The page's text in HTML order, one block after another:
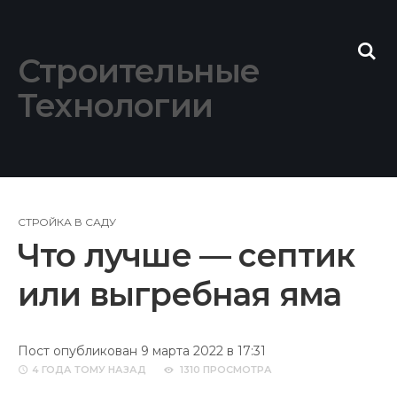
Строительные
Технологии
СТРОЙКА В САДУ
Что лучше — септик
или выгребная яма
Пост опубликован 9 марта 2022 в 17:31
4 ГОДА ТОМУ НАЗАД 1310 ПРОСМОТРА